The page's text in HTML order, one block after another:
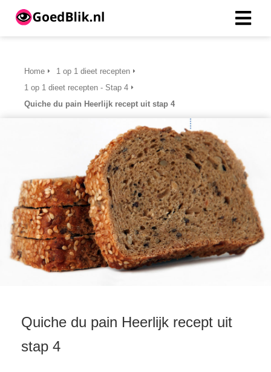
Home
1 op 1 dieet recepten
1 op 1 dieet recepten - Stap 4
Quiche du pain Heerlijk recept uit stap 4
Quiche du pain Heerlijk recept uit
stap 4
beleid
om
te
Ze
gebruikt
deze